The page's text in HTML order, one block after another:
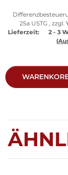
25a USTG , zzgl.
Lieferzeit:
2 - 3